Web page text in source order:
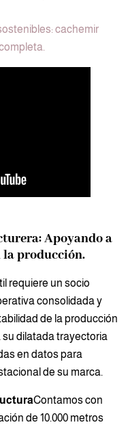
cachemir
Apoyando a
la producción.
requiere un socio
consolidada y
de la producción
dilatada trayectoria
en datos para
de su marca.
Contamos con
de 10.000 metros